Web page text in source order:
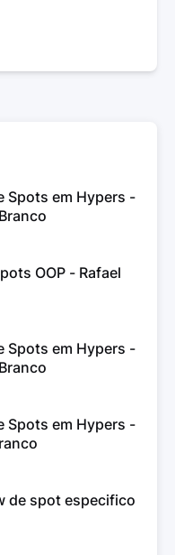
Spots em Hypers -
OOP - Rafael
Spots em Hypers -
Spots em Hypers -
de spot especifico